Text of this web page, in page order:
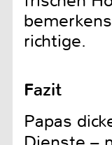
richtige.
Fazit
Papas